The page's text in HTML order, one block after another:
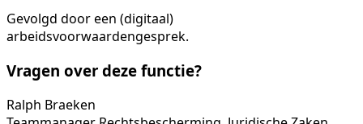
Gevolgd door een (digitaal)
arbeidsvoorwaardengesprek.
Vragen over deze functie?
Ralph Braeken